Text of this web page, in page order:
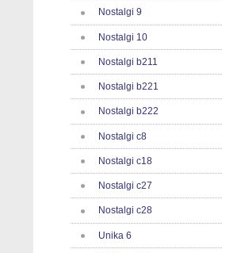
Nostalgi 9
Nostalgi 10
Nostalgi b211
Nostalgi b221
Nostalgi b222
Nostalgi c8
Nostalgi c18
Nostalgi c27
Nostalgi c28
Unika 6